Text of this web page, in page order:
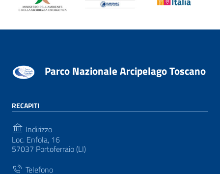
Parco Nazionale Arcipelago Toscano
RECAPITI
Indirizzo
Loc. Enfola, 16
57037 Portoferraio (LI)
Telefono